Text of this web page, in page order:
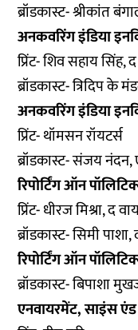
ब्रॉडकास्ट- श्रीकांत
अनकवरिंग इंडिया
प्रिंट- शिव सहाय सिंह,
ब्रॉडकास्ट- त्रिदिप के
अनकवरिंग इंडिया
प्रिंट- थॉमसन रॉयटर्स
ब्रॉडकास्ट- संजय नंदन,
रिपोर्टिंग ऑन
प्रिंट- धीरज मिश्रा, द
ब्रॉडकास्ट- सिमी
रिपोर्टिंग ऑन
ब्रॉडकास्ट- बिपाशा
एनवायरमेंट, साइंस एंड